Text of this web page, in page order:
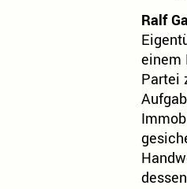
Ralf
einem
Partei